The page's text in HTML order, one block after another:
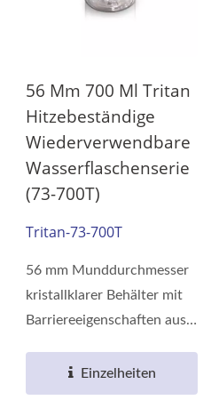
56 Mm 700 Ml Tritan
Hitzebeständige
Wiederverwendbare
Wasserflaschenserie
(73-700T)
Tritan-73-700T
56 mm Munddurchmesser
kristallklarer Behälter mit
Barriereeigenschaften aus
Einzelheiten